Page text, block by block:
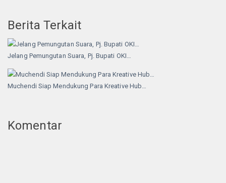
Berita Terkait
Jelang Pemungutan Suara, Pj. Bupati OKI…
Muchendi Siap Mendukung Para Kreative Hub…
Komentar